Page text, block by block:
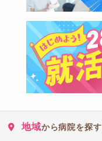
地域から病院を探す